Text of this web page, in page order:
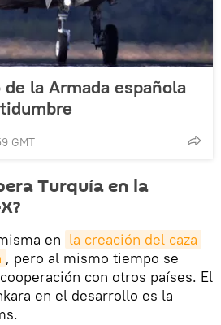
la Armada española
GMT
Turquía en la
en la creación del caza
, pero al mismo tiempo se
con otros países. El
en el desarrollo es la